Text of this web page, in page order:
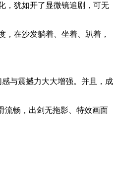
，犹如开了显微镜追剧，可无
在沙发躺着、坐着、趴着，
与震撼力大大增强。并且，成
流畅，出剑无拖影、特效画面